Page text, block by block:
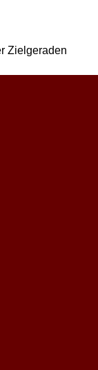
Zielgeraden